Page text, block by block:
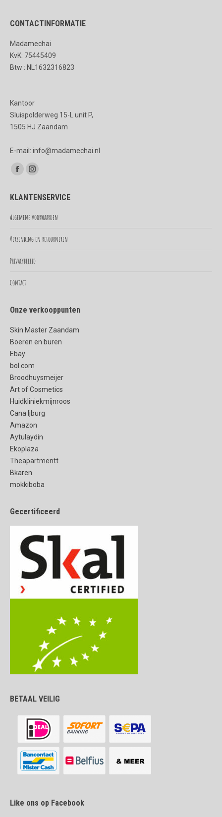
CONTACTINFORMATIE
Madamechai
KvK: 75445409
Btw : NL1632316823
Kantoor
Sluispolderweg 15-L unit P,
1505 HJ Zaandam
E-mail: info@madamechai.nl
Vind ons op:
Facebook
opens
in
window
Instagram
opens
in
window
KLANTENSERVICE
Algemene voorwaarden
Verzending en retourneren
Privacybeleid
Contact
Onze verkooppunten
Skin Master Zaandam
Boeren en buren
Ebay
bol.com
Broodhuysmeijer
Art of Cosmetics
Huidkliniekmijnroos
Cana Ijburg
Amazon
Aytulaydin
Ekoplaza
Theapartmentt
Bkaren
mokkiboba
Gecertificeerd
BETAAL VEILIG
Like ons op Facebook